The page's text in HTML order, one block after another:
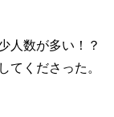
人数が多い！？
てくださった。